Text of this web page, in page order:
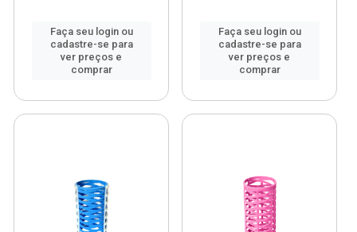
Faça seu login ou
cadastre-se para
ver preços e
comprar
Faça seu login ou
cadastre-se para
ver preços e
comprar